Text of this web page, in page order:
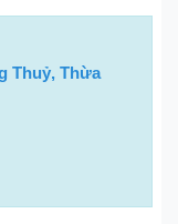
Thuỷ, Thừa